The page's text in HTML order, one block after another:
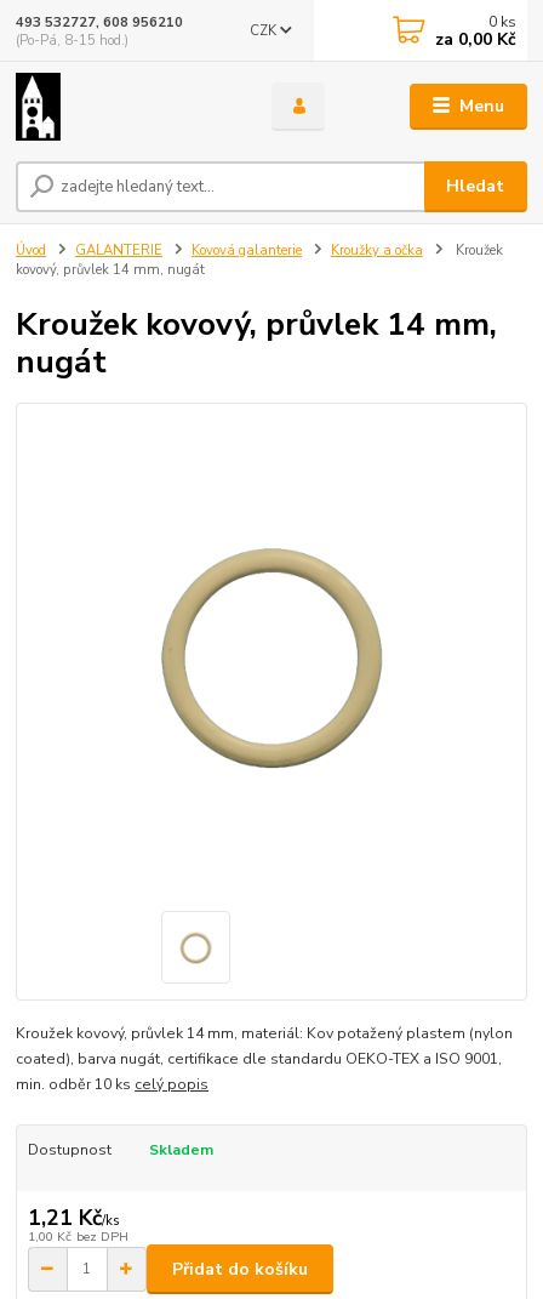
Menu
CZK
Hledat
493 532727, 608 956210
(Po-Pá, 8-15 hod.)
0 ks
za 0,00 Kč
Úvod GALANTERIE Kovová galanterie Kroužky a očka
Kroužek
kovový, průvlek 14 mm, nugát
Kroužek kovový, průvlek 14 mm,
nugát
Kroužek kovový, průvlek 14 mm, materiál: Kov potažený plastem (nylon
coated), barva nugát, certifikace dle standardu OEKO-TEX a ISO 9001,
min. odběr 10 ks celý popis
Dostupnost Skladem
1,21 Kč/ks
1,00 Kč bez DPH
Přidat do košíku